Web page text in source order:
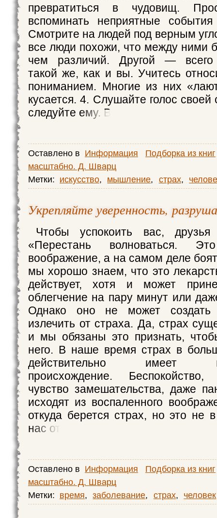
превратиться в чудовищ.
вспоминать неприятные
Смотрите на людей под верным
все люди похожи, что между ними
чем различий. Другой —
такой же, как и вы. Учитесь
пониманием. Многие из них
кусается. 4. Слушайте голос своей
следуйте ему. В
Оставлено в Информация
Подборка из книг
масштабно. Д. Шварц
Метки: искусство, мышление, страх,
Укрепляйте уверенность,
Чтобы успокоить вас, друзья
«Перестань волноваться.
воображение, а на самом деле
мы хорошо знаем, что это
действует, хотя и может
облегчение на пару минут или
Однако оно не может создать
излечить от страха. Да, страх
и мы обязаны это признать,
него. В наше время страх в
действительно имеет
происхождение. Беспокойство,
чувство замешательства, даже
исходят из воспаленного
откуда берется страх, но это не
нас от
Оставлено в Информация
Подборка из книг
масштабно. Д. Шварц
Метки: время, заболевание, страх, человек